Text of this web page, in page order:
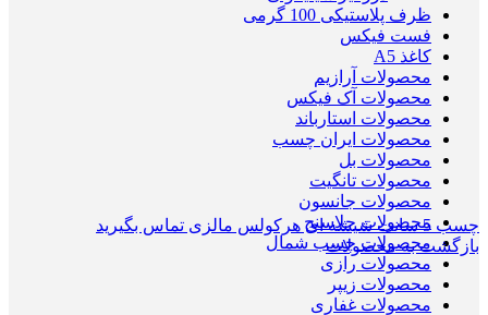
ظرف پلاستیکی 100 گرمی
فست فیکس
کاغذ A5
محصولات آرازیم
محصولات آک فیکس
محصولات استارباند
محصولات ایران چسب
محصولات بل
محصولات تانگیت
محصولات جانسون
محصولات جلاسنج
محصولات چسب شمال
محصولات رازی
محصولات زیپر
محصولات غفاری
چسب 5 سانت شیشه ای هرکولس مالزی
تماس بگیرید
بازگشت به محصولات